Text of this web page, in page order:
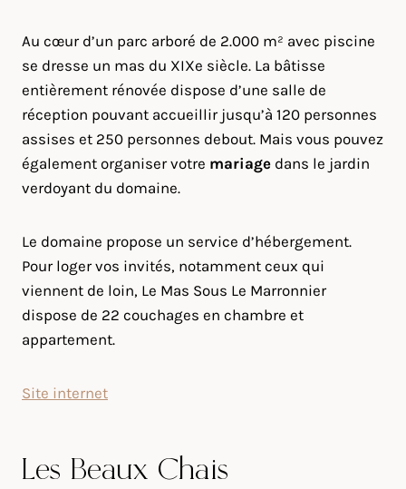
Au cœur d’un parc arboré de 2.000 m² avec piscine
se dresse un mas du XIXe siècle. La bâtisse
entièrement rénovée dispose d’une salle de
réception pouvant accueillir jusqu’à 120 personnes
assises et 250 personnes debout. Mais vous pouvez
également organiser votre mariage dans le jardin
verdoyant du domaine.
Le domaine propose un service d’hébergement.
Pour loger vos invités, notamment ceux qui
viennent de loin, Le Mas Sous Le Marronnier
dispose de 22 couchages en chambre et
appartement.
Site internet
Les Beaux Chais